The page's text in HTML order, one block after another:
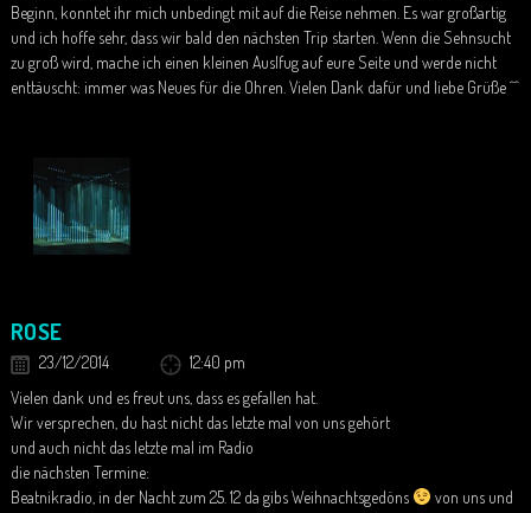
Beginn, konntet ihr mich unbedingt mit auf die Reise nehmen. Es war großartig
und ich hoffe sehr, dass wir bald den nächsten Trip starten. Wenn die Sehnsucht
zu groß wird, mache ich einen kleinen Auslfug auf eure Seite und werde nicht
enttäuscht: immer was Neues für die Ohren. Vielen Dank dafür und liebe Grüße ^^
ROSE
23/12/2014
12:40 pm
Vielen dank und es freut uns, dass es gefallen hat.
Wir versprechen, du hast nicht das letzte mal von uns gehört
und auch nicht das letzte mal im Radio
die nächsten Termine:
Beatnikradio, in der Nacht zum 25. 12 da gibs Weihnachtsgedöns
von uns und